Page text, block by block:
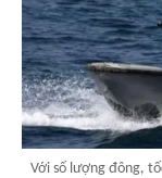
Với số lượng đông,